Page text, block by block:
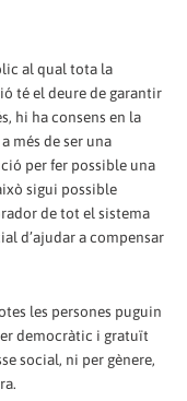
al qual tota la
té el deure de garantir
hi ha consens en la
més de ser una
per fer possible una
sigui possible
de tot el sistema
d’ajudar a compensar
les persones puguin
democràtic i gratuït
social, ni per gènere,